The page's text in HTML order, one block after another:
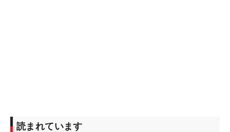
読まれています